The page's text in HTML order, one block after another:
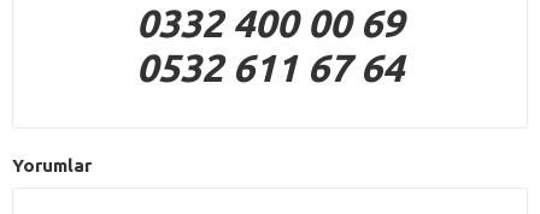
0332 400 00 69
0532 611 67 64
Yorumlar